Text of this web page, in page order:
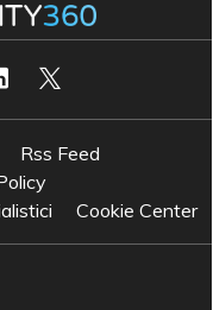
Rss Feed
Cookie Center